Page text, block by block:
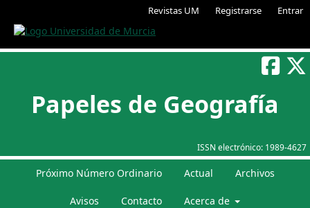
Revistas UM Registrarse Entrar
ISSN electrónico: 1989-4627
Papeles de Geografía
Próximo Número Ordinario Actual Archivos
Avisos Contacto Acerca de